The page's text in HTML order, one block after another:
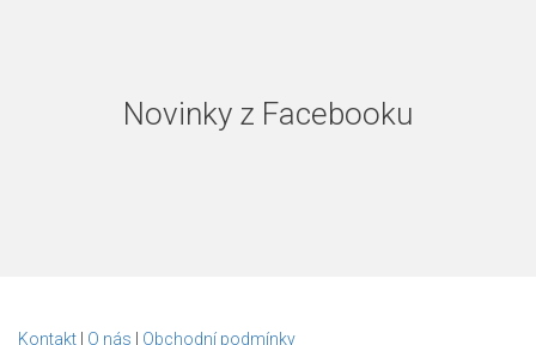
Novinky z Facebooku
Kontakt O nás Obchodní podmínky